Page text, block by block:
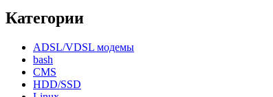
Категории
ADSL/VDSL модемы
bash
CMS
HDD/SSD